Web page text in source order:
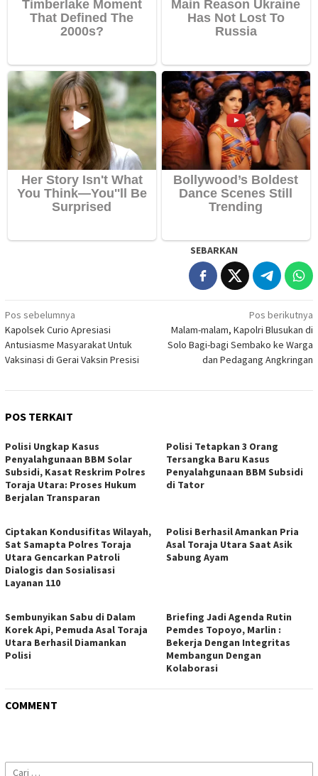
SEBARKAN
Navigasi
pos
Pos sebelumnya
Kapolsek Curio Apresiasi
Antusiasme Masyarakat Untuk
Vaksinasi di Gerai Vaksin Presisi
Pos berikutnya
Malam-malam, Kapolri Blusukan di
Solo Bagi-bagi Sembako ke Warga
dan Pedagang Angkringan
POS TERKAIT
Polisi Ungkap Kasus
Penyalahgunaan BBM Solar
Subsidi, Kasat Reskrim Polres
Toraja Utara: Proses Hukum
Berjalan Transparan
Polisi Tetapkan 3 Orang
Tersangka Baru Kasus
Penyalahgunaan BBM Subsidi
di Tator
Ciptakan Kondusifitas Wilayah,
Sat Samapta Polres Toraja
Utara Gencarkan Patroli
Dialogis dan Sosialisasi
Layanan 110
Polisi Berhasil Amankan Pria
Asal Toraja Utara Saat Asik
Sabung Ayam
Sembunyikan Sabu di Dalam
Korek Api, Pemuda Asal Toraja
Utara Berhasil Diamankan
Polisi
Briefing Jadi Agenda Rutin
Pemdes Topoyo, Marlin :
Bekerja Dengan Integritas
Membangun Dengan
Kolaborasi
COMMENT
Cari